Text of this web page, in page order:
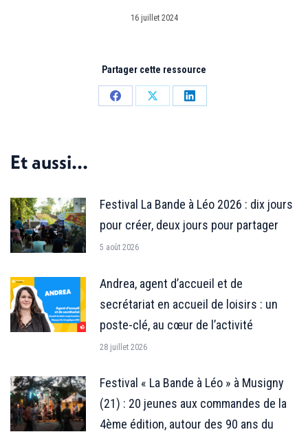
16 juillet 2024
Partager cette ressource
PartagerPartagerPartager
Et aussi...
Festival La Bande à Léo 2026 : dix jours
pour créer, deux jours pour partager
5 août 2026
Andrea, agent d’accueil et de
secrétariat en accueil de loisirs : un
poste-clé, au cœur de l’activité
28 juillet 2026
Festival « La Bande à Léo » à Musigny
(21) : 20 jeunes aux commandes de la
4ème édition, autour des 90 ans du